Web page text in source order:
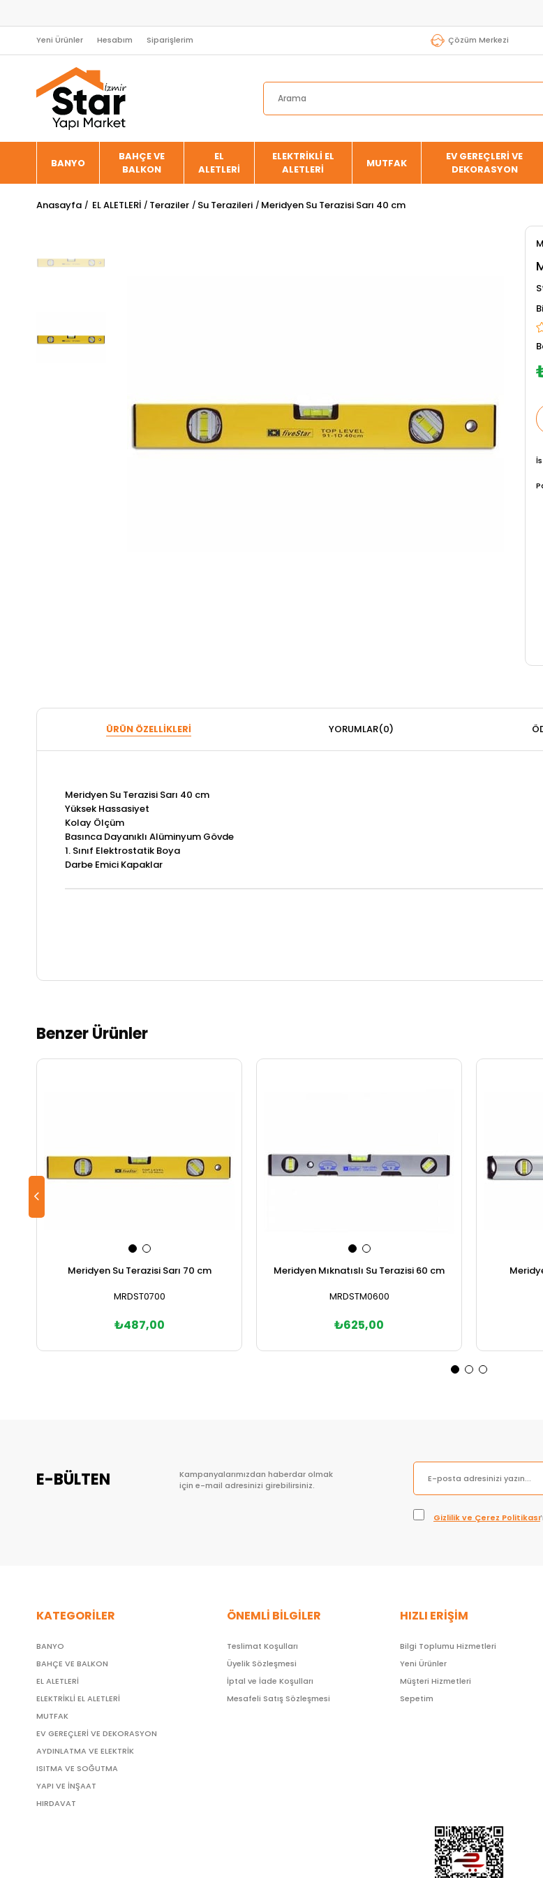
Yeni Ürünler Hesabım Siparişlerim Çözüm Merkezi
BANYO
BAHÇE VE
BALKON
EL
ALETLERİ
ELEKTRİKLİ EL
ALETLERİ
MUTFAK
EV GEREÇLERİ VE
DEKORASYON
Anasayfa EL ALETLERİ Teraziler Su Terazileri Meridyen Su Terazisi Sarı 40 cm
ÜRÜN ÖZELLIKLERI YORUMLAR(0)
Meridyen Su Terazisi Sarı 40 cm
Yüksek Hassasiyet
Kolay Ölçüm
Basınca Dayanıklı Alüminyum Gövde
1. Sınıf Elektrostatik Boya
Darbe Emici Kapaklar
Benzer Ürünler
Meridyen Su Terazisi Sarı 70 cm
MRDST0700
₺487,00
Meridyen Mıknatıslı Su Terazisi 60 cm
MRDSTM0600
₺625,00
E-BÜLTEN
Kampanyalarımızdan haberdar olmak
için e-mail adresinizi girebilirsiniz.
Gizlilik ve Çerez Politikası
KATEGORİLER
BANYO
BAHÇE VE BALKON
EL ALETLERİ
ELEKTRİKLİ EL ALETLERİ
MUTFAK
EV GEREÇLERİ VE DEKORASYON
AYDINLATMA VE ELEKTRİK
ISITMA VE SOĞUTMA
YAPI VE İNŞAAT
HIRDAVAT
ÖNEMLİ BİLGİLER
Teslimat Koşulları
Üyelik Sözleşmesi
İptal ve İade Koşulları
Mesafeli Satış Sözleşmesi
HIZLI ERİŞİM
Bilgi Toplumu Hizmetleri
Yeni Ürünler
Müşteri Hizmetleri
Sepetim